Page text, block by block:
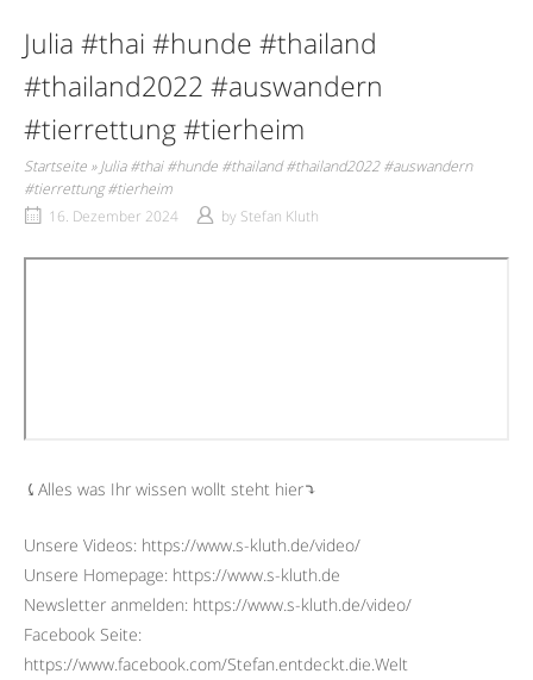
Julia #thai #hunde #thailand
#thailand2022 #auswandern
#tierrettung #tierheim
Startseite »Julia #thai #hunde #thailand #thailand2022 #auswandern
#tierrettung #tierheim
16. Dezember 2024
by Stefan Kluth
⤹Alles was Ihr wissen wollt steht hier⤵︎
Unsere Videos: https://www.s-kluth.de/video/
Unsere Homepage: https://www.s-kluth.de
Newsletter anmelden: https://www.s-kluth.de/video/
Facebook Seite:
https://www.facebook.com/Stefan.entdeckt.die.Welt